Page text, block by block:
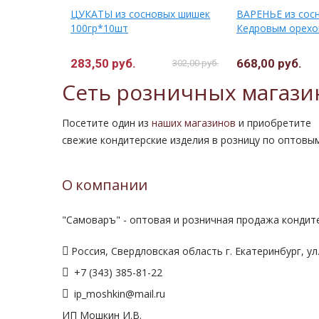
ЦУКАТЫ из сосновых шишек
100гр*10шт
283,50 руб. 302,00 руб.
ВАРЕНЬЕ из
Кедровым
668,00 руб.
Сеть розничных
Посетите один из наших магазинов и приобретите
свежие кондитерские изделия в розницу по
О компании
"Самоваръ" - оптовая и розничная продажа
Россия, Свердловская область г. Екатеринбург,
+7 (343) 385-81-22
ip_moshkin@mail.ru
ИП Мошкин И.В.